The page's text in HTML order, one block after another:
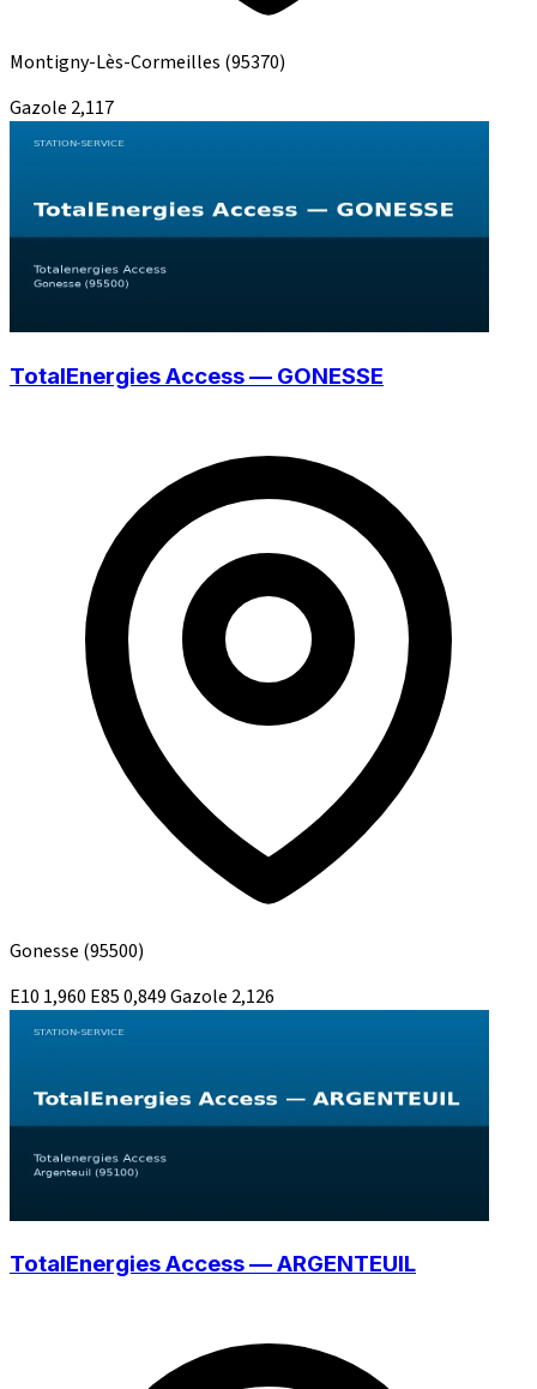
Montigny-Lès-Cormeilles (95370)
Gazole 2,117
TotalEnergies Access — GONESSE
Gonesse (95500)
E10 1,960 E850,849Gazole 2,126
TotalEnergies Access — ARGENTEUIL